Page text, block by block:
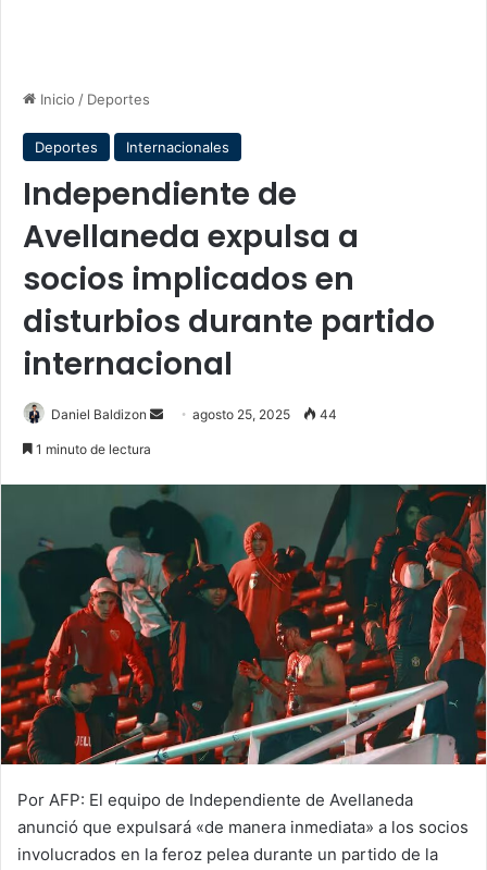
Inicio / Deportes
Deportes Internacionales
Independiente de
Avellaneda expulsa a
socios implicados en
disturbios durante partido
internacional
Daniel Baldizon
Sendagosto 25, 2025 44
1 minuto de lectura
Por AFP: El equipo de Independiente de Avellaneda
anunció que expulsará «de manera inmediata» a los socios
involucrados en la feroz pelea durante un partido de la